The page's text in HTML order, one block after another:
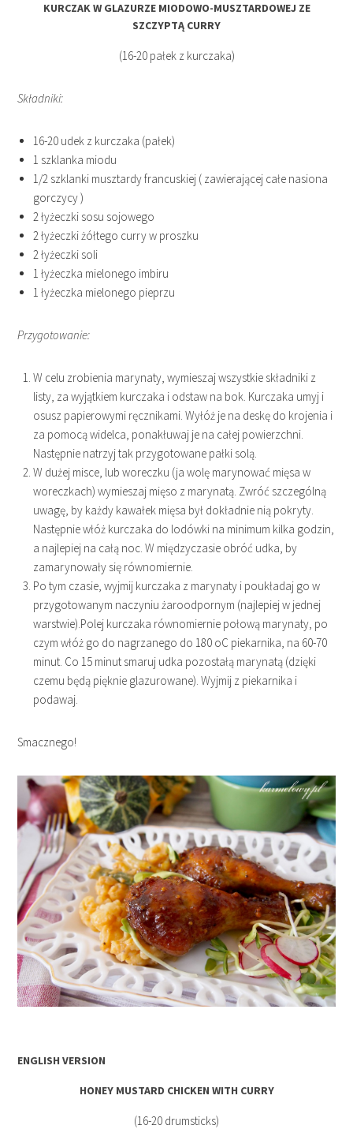
KURCZAK W GLAZURZE MIODOWO-MUSZTARDOWEJ ZE
SZCZYPTĄ CURRY
(16-20 pałek z kurczaka)
Składniki:
16-20 udek z kurczaka (pałek)
1 szklanka miodu
1/2 szklanki musztardy francuskiej ( zawierającej całe nasiona
gorczycy )
2 łyżeczki sosu sojowego
2 łyżeczki żółtego curry w proszku
2 łyżeczki soli
1 łyżeczka mielonego imbiru
1 łyżeczka mielonego pieprzu
Przygotowanie:
W celu zrobienia marynaty, wymieszaj wszystkie składniki z
listy, za wyjątkiem kurczaka i odstaw na bok. Kurczaka umyj i
osusz papierowymi ręcznikami. Wyłóż je na deskę do krojenia i
za pomocą widelca, ponakłuwaj je na całej powierzchni.
Następnie natrzyj tak przygotowane pałki solą.
W dużej misce, lub woreczku (ja wolę marynować mięsa w
woreczkach) wymieszaj mięso z marynatą. Zwróć szczególną
uwagę, by każdy kawałek mięsa był dokładnie nią pokryty.
Następnie włóż kurczaka do lodówki na minimum kilka godzin,
a najlepiej na całą noc. W międzyczasie obróć udka, by
zamarynowały się równomiernie.
Po tym czasie, wyjmij kurczaka z marynaty i poukładaj go w
przygotowanym naczyniu żaroodpornym (najlepiej w jednej
warstwie).Polej kurczaka równomiernie połową marynaty, po
czym włóż go do nagrzanego do 180 oC piekarnika, na 60-70
minut. Co 15 minut smaruj udka pozostałą marynatą (dzięki
czemu będą pięknie glazurowane). Wyjmij z piekarnika i
podawaj.
Smacznego!
ENGLISH VERSION
HONEY MUSTARD CHICKEN WITH CURRY
(16-20 drumsticks)